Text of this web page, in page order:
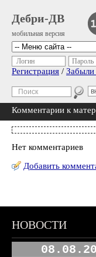
Дебри-ДВ
мобильная версия
Логин Пароль
Регистрация / Забыли
Комментарии к
Нет комментариев
Добавить
НОВОСТИ